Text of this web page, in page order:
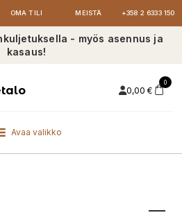
OMA TILI MEISTÄ +358 2 6333 150
- myös asennus ja
kasaus!
0,00 €
0
Avaa valikko